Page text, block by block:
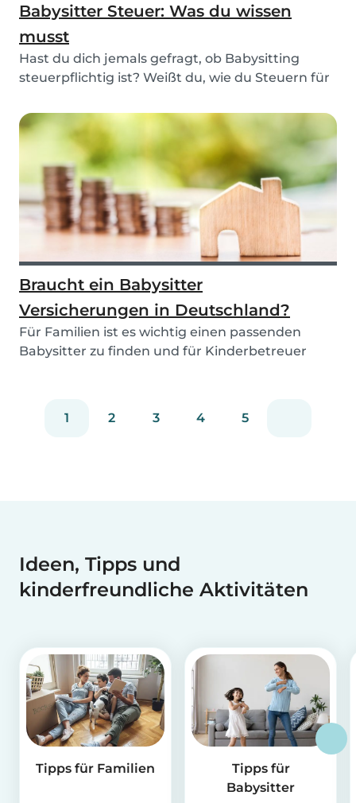
Babysitter Steuer: Was du wissen
musst
Hast du dich jemals gefragt, ob Babysitting
steuerpflichtig ist? Weißt du, wie du Steuern für
Braucht ein Babysitter
Versicherungen in Deutschland?
Für Familien ist es wichtig einen passenden
Babysitter zu finden und für Kinderbetreuer
1 2 3 4 5
Ideen, Tipps und
kinderfreundliche Aktivitäten
Tipps für Familien
Tipps für
Babysitter